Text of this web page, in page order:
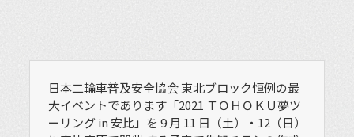
日本二輪車普及安全協会 東北ブロック恒例の最
大イベントであります「2021 ＴＯＨＯＫＵ夢ツ
ーリング in 安比」を 9 月 11 日（土）・12（日）